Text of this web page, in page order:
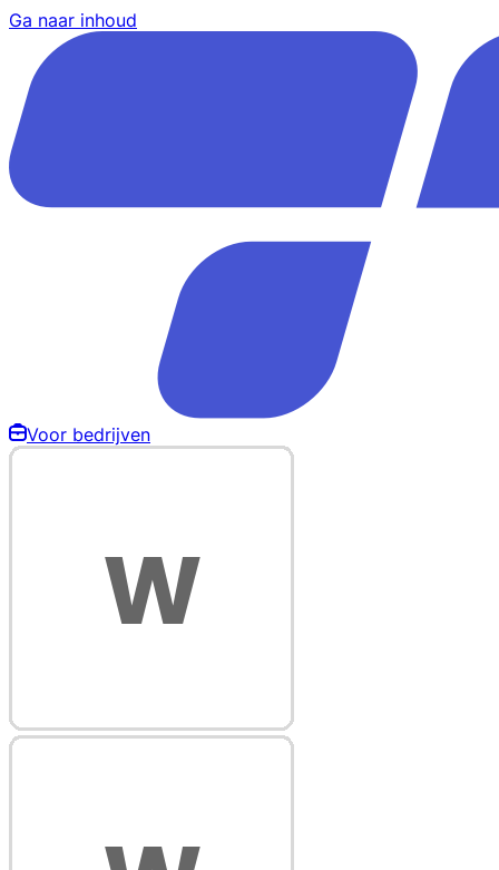
Ga naar inhoud
Voor bedrijven